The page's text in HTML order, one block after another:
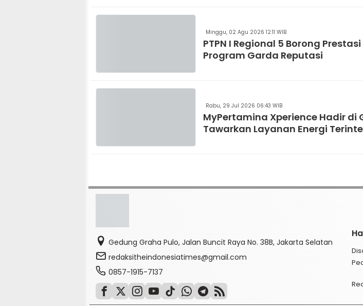
Minggu, 02 Agu 2026 12:11 WIB
PTPN I Regional 5 Borong
Program Garda Reputasi
Rabu, 29 Jul 2026 06:43 WIB
MyPertamina Xperience Hadir di
Tawarkan Layanan Energi
Gedung Graha Pulo, Jalan Buncit Raya No. 38B, Jakarta Selatan
redaksitheindonesiatimes@gmail.com
0857-1915-7137